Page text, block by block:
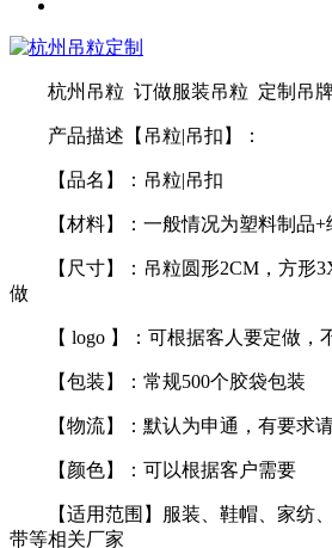
杭州吊粒 订做服装吊粒 定制吊
产品描述【吊粒|吊扣】：
【品名】：吊粒|吊扣
【材料】：一般情况为塑料制品+
【尺寸】：吊粒圆形2CM，方形
做
【 logo 】：可根据客人要定做，
【包装】：常规500个胶袋包装
【物流】：默认为申通，有要求请
【颜色】：可以根据客户需要
【适用范围】服装、鞋帽、家纺、
带等相关厂家